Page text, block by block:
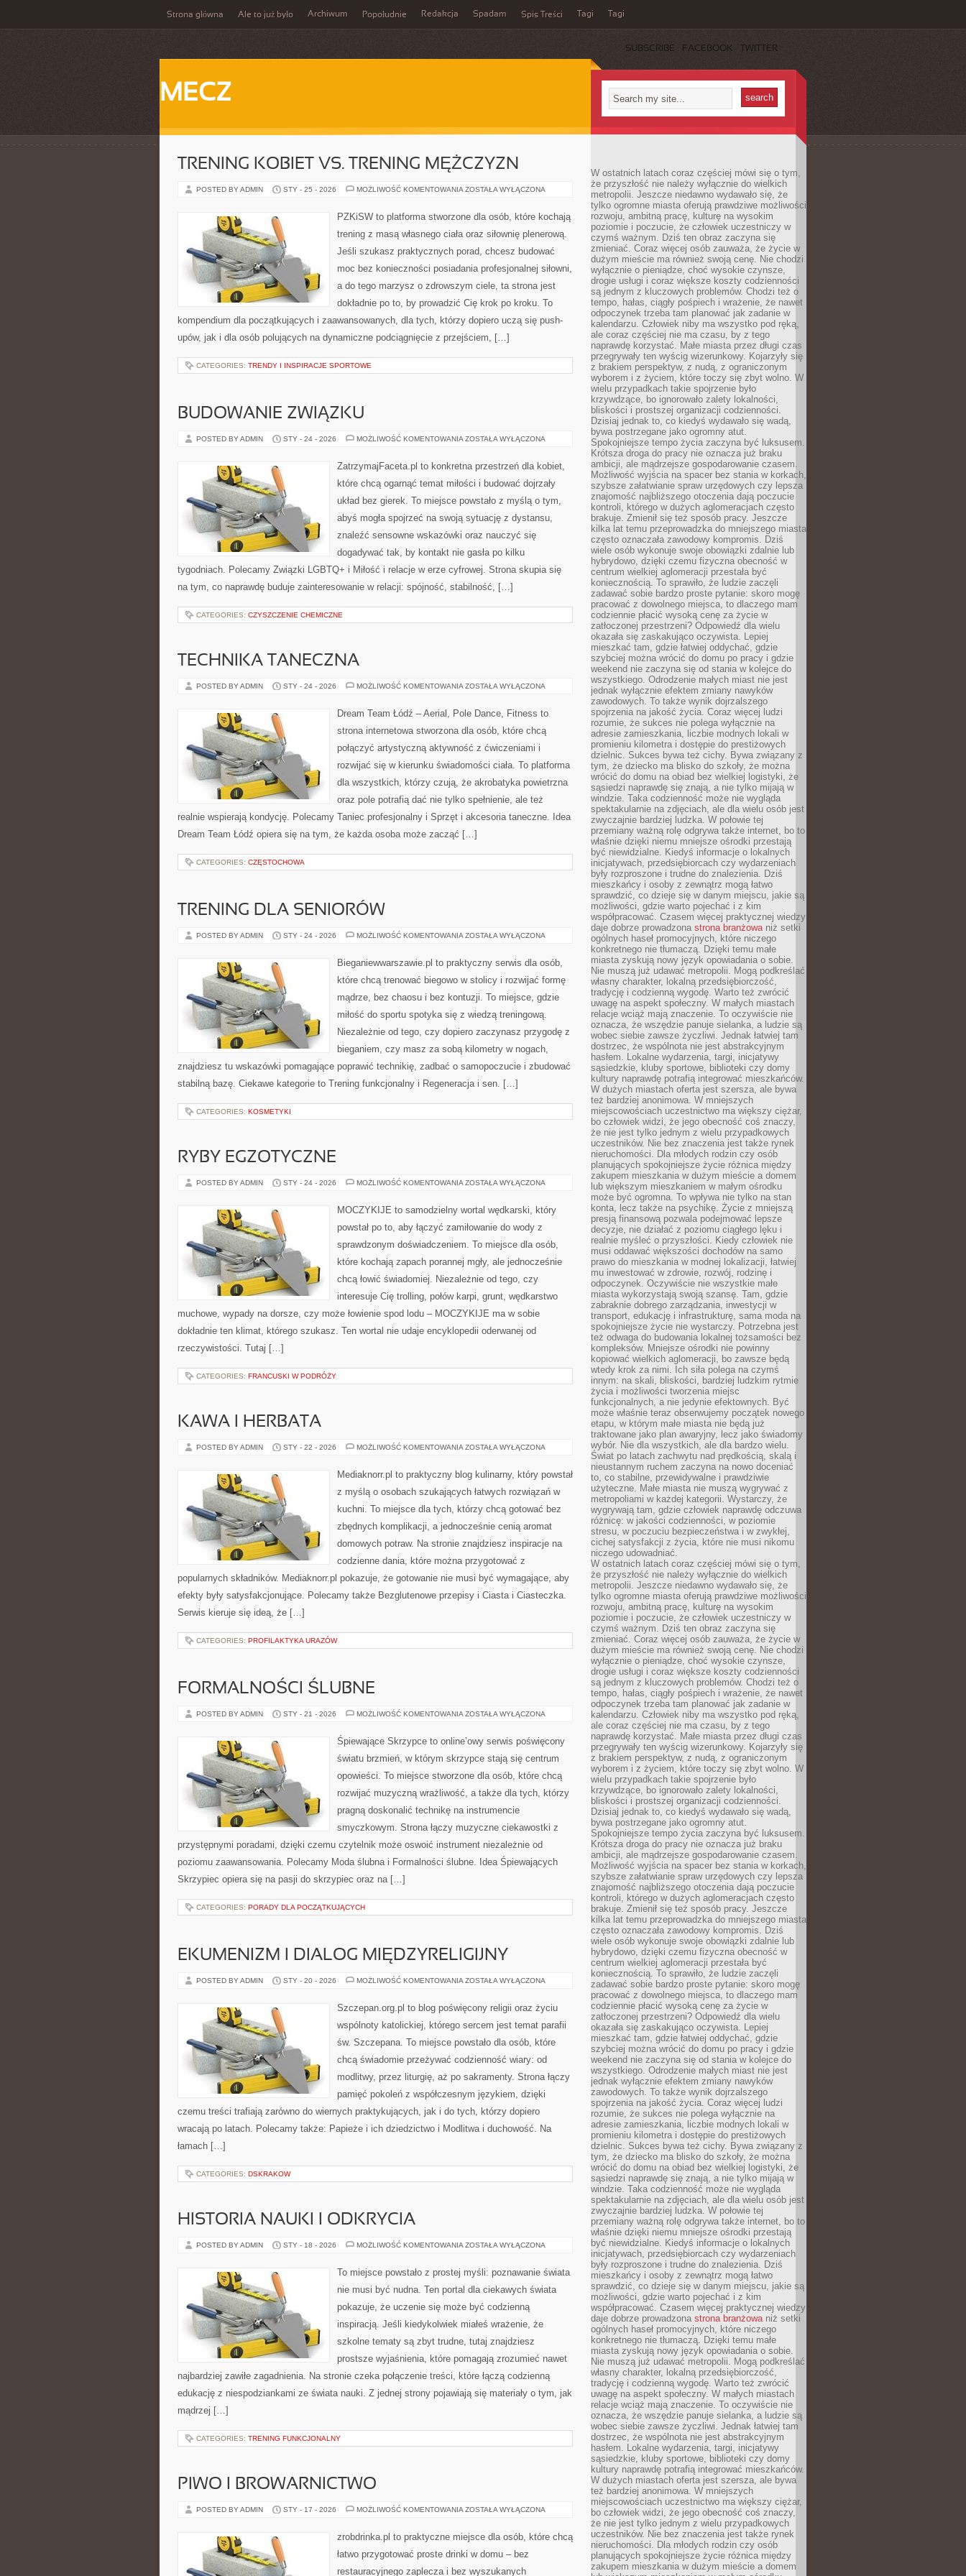
Strona główna Ale to już było Archiwum Popołudnie Redakcja Spadam Spis Treści Tagi Tagi
SUBSCRIBE FACEBOOK TWITTER
MECZ
TRENING KOBIET VS. TRENING MĘŻCZYZN
POSTED BY ADMIN STY - 25 - 2026 MOŻLIWOŚĆ KOMENTOWANIA TRENING
TRENING
MĘŻCZYZN
ZOSTAŁA WYŁĄCZONA
PZKiSW to platforma stworzone dla osób, które kochają
trening z masą własnego ciała oraz siłownię plenerową.
Jeśli szukasz praktycznych porad, chcesz budować
moc bez konieczności posiadania profesjonalnej siłowni,
a do tego marzysz o zdrowszym ciele, ta strona jest
dokładnie po to, by prowadzić Cię krok po kroku. To
kompendium dla początkujących i zaawansowanych, dla tych, którzy dopiero uczą się push-
upów, jak i dla osób polujących na dynamiczne podciągnięcie z przejściem, […]
CATEGORIES: TRENDY I INSPIRACJE SPORTOWE
BUDOWANIE ZWIĄZKU
POSTED BY ADMIN STY - 24 - 2026 MOŻLIWOŚĆ KOMENTOWANIA BUDOWANIE
ZOSTAŁA WYŁĄCZONA
ZatrzymajFaceta.pl to konkretna przestrzeń dla kobiet,
które chcą ogarnąć temat miłości i budować dojrzały
układ bez gierek. To miejsce powstało z myślą o tym,
abyś mogła spojrzeć na swoją sytuację z dystansu,
znaleźć sensowne wskazówki oraz nauczyć się
dogadywać tak, by kontakt nie gasła po kilku
tygodniach. Polecamy Związki LGBTQ+ i Miłość i relacje w erze cyfrowej. Strona skupia się
na tym, co naprawdę buduje zainteresowanie w relacji: spójność, stabilność, […]
CATEGORIES: CZYSZCZENIE CHEMICZNE
TECHNIKA TANECZNA
POSTED BY ADMIN STY - 24 - 2026 MOŻLIWOŚĆ KOMENTOWANIA TECHNIKA
ZOSTAŁA WYŁĄCZONA
Dream Team Łódź – Aerial, Pole Dance, Fitness to
strona internetowa stworzona dla osób, które chcą
połączyć artystyczną aktywność z ćwiczeniami i
rozwijać się w kierunku świadomości ciała. To platforma
dla wszystkich, którzy czują, że akrobatyka powietrzna
oraz pole potrafią dać nie tylko spełnienie, ale też
realnie wspierają kondycję. Polecamy Taniec profesjonalny i Sprzęt i akcesoria taneczne. Idea
Dream Team Łódź opiera się na tym, że każda osoba może zacząć […]
CATEGORIES: CZĘSTOCHOWA
TRENING DLA SENIORÓW
POSTED BY ADMIN STY - 24 - 2026 MOŻLIWOŚĆ KOMENTOWANIA TRENING
ZOSTAŁA WYŁĄCZONA
Bieganiewwarszawie.pl to praktyczny serwis dla osób,
które chcą trenować biegowo w stolicy i rozwijać formę
mądrze, bez chaosu i bez kontuzji. To miejsce, gdzie
miłość do sportu spotyka się z wiedzą treningową.
Niezależnie od tego, czy dopiero zaczynasz przygodę z
bieganiem, czy masz za sobą kilometry w nogach,
znajdziesz tu wskazówki pomagające poprawić technikię, zadbać o samopoczucie i zbudować
stabilną bazę. Ciekawe kategorie to Trening funkcjonalny i Regeneracja i sen. […]
CATEGORIES: KOSMETYKI
RYBY EGZOTYCZNE
POSTED BY ADMIN STY - 24 - 2026 MOŻLIWOŚĆ KOMENTOWANIA RYBY
ZOSTAŁA WYŁĄCZONA
MOCZYKIJE to samodzielny wortal wędkarski, który
powstał po to, aby łączyć zamiłowanie do wody z
sprawdzonym doświadczeniem. To miejsce dla osób,
które kochają zapach porannej mgły, ale jednocześnie
chcą łowić świadomiej. Niezależnie od tego, czy
interesuje Cię trolling, połów karpi, grunt, wędkarstwo
muchowe, wypady na dorsze, czy może łowienie spod lodu – MOCZYKIJE ma w sobie
dokładnie ten klimat, którego szukasz. Ten wortal nie udaje encyklopedii oderwanej od
rzeczywistości. Tutaj […]
CATEGORIES: FRANCUSKI W PODRÓŻY
KAWA I HERBATA
POSTED BY ADMIN STY - 22 - 2026 MOŻLIWOŚĆ KOMENTOWANIA KAWA
ZOSTAŁA WYŁĄCZONA
Mediaknorr.pl to praktyczny blog kulinarny, który powstał
z myślą o osobach szukających łatwych rozwiązań w
kuchni. To miejsce dla tych, którzy chcą gotować bez
zbędnych komplikacji, a jednocześnie cenią aromat
domowych potraw. Na stronie znajdziesz inspiracje na
codzienne dania, które można przygotować z
popularnych składników. Mediaknorr.pl pokazuje, że gotowanie nie musi być wymagające, aby
efekty były satysfakcjonujące. Polecamy także Bezglutenowe przepisy i Ciasta i Ciasteczka.
Serwis kieruje się ideą, że […]
CATEGORIES: PROFILAKTYKA URAZÓW
FORMALNOŚCI ŚLUBNE
POSTED BY ADMIN STY - 21 - 2026 MOŻLIWOŚĆ KOMENTOWANIA FORMALNOŚCI
ZOSTAŁA WYŁĄCZONA
Śpiewające Skrzypce to online’owy serwis poświęcony
światu brzmień, w którym skrzypce stają się centrum
opowieści. To miejsce stworzone dla osób, które chcą
rozwijać muzyczną wrażliwość, a także dla tych, którzy
pragną doskonalić technikę na instrumencie
smyczkowym. Strona łączy muzyczne ciekawostki z
przystępnymi poradami, dzięki czemu czytelnik może oswoić instrument niezależnie od
poziomu zaawansowania. Polecamy Moda ślubna i Formalności ślubne. Idea Śpiewających
Skrzypiec opiera się na pasji do skrzypiec oraz na […]
CATEGORIES: PORADY DLA POCZĄTKUJĄCYCH
EKUMENIZM I DIALOG MIĘDZYRELIGIJNY
POSTED BY ADMIN STY - 20 - 2026 MOŻLIWOŚĆ KOMENTOWANIA EKUMENIZM
MIĘDZYRELIGIJNY
ZOSTAŁA WYŁĄCZONA
Szczepan.org.pl to blog poświęcony religii oraz życiu
wspólnoty katolickiej, którego sercem jest temat parafii
św. Szczepana. To miejsce powstało dla osób, które
chcą świadomie przeżywać codzienność wiary: od
modlitwy, przez liturgię, aż po sakramenty. Strona łączy
pamięć pokoleń z współczesnym językiem, dzięki
czemu treści trafiają zarówno do wiernych praktykujących, jak i do tych, którzy dopiero
wracają po latach. Polecamy także: Papieże i ich dziedzictwo i Modlitwa i duchowość. Na
łamach […]
CATEGORIES: DSKRAKOW
HISTORIA NAUKI I ODKRYCIA
POSTED BY ADMIN STY - 18 - 2026 MOŻLIWOŚĆ KOMENTOWANIA HISTORIA
ODKRYCIA
ZOSTAŁA WYŁĄCZONA
To miejsce powstało z prostej myśli: poznawanie świata
nie musi być nudna. Ten portal dla ciekawych świata
pokazuje, że uczenie się może być codzienną
inspiracją. Jeśli kiedykolwiek miałeś wrażenie, że
szkolne tematy są zbyt trudne, tutaj znajdziesz
prostsze wyjaśnienia, które pomagają zrozumieć nawet
najbardziej zawiłe zagadnienia. Na stronie czeka połączenie treści, które łączą codzienną
edukację z niespodziankami ze świata nauki. Z jednej strony pojawiają się materiały o tym, jak
mądrzej […]
CATEGORIES: TRENING FUNKCJONALNY
PIWO I BROWARNICTWO
POSTED BY ADMIN STY - 17 - 2026 MOŻLIWOŚĆ KOMENTOWANIA PIWO
ZOSTAŁA WYŁĄCZONA
zrobdrinka.pl to praktyczne miejsce dla osób, które chcą
łatwo przygotować proste drinki w domu – bez
restauracyjnego zaplecza i bez wyszukanych
W ostatnich latach coraz częściej mówi się o tym,
że przyszłość nie należy wyłącznie do wielkich
metropolii. Jeszcze niedawno wydawało się, że
tylko ogromne miasta oferują prawdziwe możliwości
rozwoju, ambitną pracę, kulturę na wysokim
poziomie i poczucie, że człowiek uczestniczy w
czymś ważnym. Dziś ten obraz zaczyna się
zmieniać. Coraz więcej osób zauważa, że życie w
dużym mieście ma również swoją cenę. Nie chodzi
wyłącznie o pieniądze, choć wysokie czynsze,
drogie usługi i coraz większe koszty codzienności
są jednym z kluczowych problemów. Chodzi też o
tempo, hałas, ciągły pośpiech i wrażenie, że nawet
odpoczynek trzeba tam planować jak zadanie w
kalendarzu. Człowiek niby ma wszystko pod ręką,
ale coraz częściej nie ma czasu, by z tego
naprawdę korzystać. Małe miasta przez długi czas
przegrywały ten wyścig wizerunkowy. Kojarzyły się
z brakiem perspektyw, z nudą, z ograniczonym
wyborem i z życiem, które toczy się zbyt wolno. W
wielu przypadkach takie spojrzenie było
krzywdzące, bo ignorowało zalety lokalności,
bliskości i prostszej organizacji codzienności.
Dzisiaj jednak to, co kiedyś wydawało się wadą,
bywa postrzegane jako ogromny atut.
Spokojniejsze tempo życia zaczyna być luksusem.
Krótsza droga do pracy nie oznacza już braku
ambicji, ale mądrzejsze gospodarowanie czasem.
Możliwość wyjścia na spacer bez stania w korkach,
szybsze załatwianie spraw urzędowych czy lepsza
znajomość najbliższego otoczenia dają poczucie
kontroli, którego w dużych aglomeracjach często
brakuje. Zmienił się też sposób pracy. Jeszcze
kilka lat temu przeprowadzka do mniejszego miasta
często oznaczała zawodowy kompromis. Dziś
wiele osób wykonuje swoje obowiązki zdalnie lub
hybrydowo, dzięki czemu fizyczna obecność w
centrum wielkiej aglomeracji przestała być
koniecznością. To sprawiło, że ludzie zaczęli
zadawać sobie bardzo proste pytanie: skoro mogę
pracować z dowolnego miejsca, to dlaczego mam
codziennie płacić wysoką cenę za życie w
zatłoczonej przestrzeni? Odpowiedź dla wielu
okazała się zaskakująco oczywista. Lepiej
mieszkać tam, gdzie łatwiej oddychać, gdzie
szybciej można wrócić do domu po pracy i gdzie
weekend nie zaczyna się od stania w kolejce do
wszystkiego. Odrodzenie małych miast nie jest
jednak wyłącznie efektem zmiany nawyków
zawodowych. To także wynik dojrzalszego
spojrzenia na jakość życia. Coraz więcej ludzi
rozumie, że sukces nie polega wyłącznie na
adresie zamieszkania, liczbie modnych lokali w
promieniu kilometra i dostępie do prestiżowych
dzielnic. Sukces bywa też cichy. Bywa związany z
tym, że dziecko ma blisko do szkoły, że można
wrócić do domu na obiad bez wielkiej logistyki, że
sąsiedzi naprawdę się znają, a nie tylko mijają w
windzie. Taka codzienność może nie wygląda
spektakularnie na zdjęciach, ale dla wielu osób jest
zwyczajnie bardziej ludzka. W połowie tej
przemiany ważną rolę odgrywa także internet, bo to
właśnie dzięki niemu mniejsze ośrodki przestają
być niewidzialne. Kiedyś informacje o lokalnych
inicjatywach, przedsiębiorcach czy wydarzeniach
były rozproszone i trudne do znalezienia. Dziś
mieszkańcy i osoby z zewnątrz mogą łatwo
sprawdzić, co dzieje się w danym miejscu, jakie są
możliwości, gdzie warto pojechać i z kim
współpracować. Czasem więcej praktycznej wiedzy
daje dobrze prowadzona strona branżowaniż setki
ogólnych haseł promocyjnych, które niczego
konkretnego nie tłumaczą. Dzięki temu małe
miasta zyskują nowy język opowiadania o sobie.
Nie muszą już udawać metropolii. Mogą podkreślać
własny charakter, lokalną przedsiębiorczość,
tradycję i codzienną wygodę. Warto też zwrócić
uwagę na aspekt społeczny. W małych miastach
relacje wciąż mają znaczenie. To oczywiście nie
oznacza, że wszędzie panuje sielanka, a ludzie są
wobec siebie zawsze życzliwi. Jednak łatwiej tam
dostrzec, że wspólnota nie jest abstrakcyjnym
hasłem. Lokalne wydarzenia, targi, inicjatywy
sąsiedzkie, kluby sportowe, biblioteki czy domy
kultury naprawdę potrafią integrować mieszkańców.
W dużych miastach oferta jest szersza, ale bywa
też bardziej anonimowa. W mniejszych
miejscowościach uczestnictwo ma większy ciężar,
bo człowiek widzi, że jego obecność coś znaczy,
że nie jest tylko jednym z wielu przypadkowych
uczestników. Nie bez znaczenia jest także rynek
nieruchomości. Dla młodych rodzin czy osób
planujących spokojniejsze życie różnica między
zakupem mieszkania w dużym mieście a domem
lub większym mieszkaniem w małym ośrodku
może być ogromna. To wpływa nie tylko na stan
konta, lecz także na psychikę. Życie z mniejszą
presją finansową pozwala podejmować lepsze
decyzje, nie działać z poziomu ciągłego lęku i
realnie myśleć o przyszłości. Kiedy człowiek nie
musi oddawać większości dochodów na samo
prawo do mieszkania w modnej lokalizacji, łatwiej
mu inwestować w zdrowie, rozwój, rodzinę i
odpoczynek. Oczywiście nie wszystkie małe
miasta wykorzystają swoją szansę. Tam, gdzie
zabraknie dobrego zarządzania, inwestycji w
transport, edukację i infrastrukturę, sama moda na
spokojniejsze życie nie wystarczy. Potrzebna jest
też odwaga do budowania lokalnej tożsamości bez
kompleksów. Mniejsze ośrodki nie powinny
kopiować wielkich aglomeracji, bo zawsze będą
wtedy krok za nimi. Ich siła polega na czymś
innym: na skali, bliskości, bardziej ludzkim rytmie
życia i możliwości tworzenia miejsc
funkcjonalnych, a nie jedynie efektownych. Być
może właśnie teraz obserwujemy początek nowego
etapu, w którym małe miasta nie będą już
traktowane jako plan awaryjny, lecz jako świadomy
wybór. Nie dla wszystkich, ale dla bardzo wielu.
Świat po latach zachwytu nad prędkością, skalą i
nieustannym ruchem zaczyna na nowo doceniać
to, co stabilne, przewidywalne i prawdziwie
użyteczne. Małe miasta nie muszą wygrywać z
metropoliami w każdej kategorii. Wystarczy, że
wygrywają tam, gdzie człowiek naprawdę odczuwa
różnicę: w jakości codzienności, w poziomie
stresu, w poczuciu bezpieczeństwa i w zwykłej,
cichej satysfakcji z życia, które nie musi nikomu
niczego udowadniać.
W ostatnich latach coraz częściej mówi się o tym,
że przyszłość nie należy wyłącznie do wielkich
metropolii. Jeszcze niedawno wydawało się, że
tylko ogromne miasta oferują prawdziwe możliwości
rozwoju, ambitną pracę, kulturę na wysokim
poziomie i poczucie, że człowiek uczestniczy w
czymś ważnym. Dziś ten obraz zaczyna się
zmieniać. Coraz więcej osób zauważa, że życie w
dużym mieście ma również swoją cenę. Nie chodzi
wyłącznie o pieniądze, choć wysokie czynsze,
drogie usługi i coraz większe koszty codzienności
są jednym z kluczowych problemów. Chodzi też o
tempo, hałas, ciągły pośpiech i wrażenie, że nawet
odpoczynek trzeba tam planować jak zadanie w
kalendarzu. Człowiek niby ma wszystko pod ręką,
ale coraz częściej nie ma czasu, by z tego
naprawdę korzystać. Małe miasta przez długi czas
przegrywały ten wyścig wizerunkowy. Kojarzyły się
z brakiem perspektyw, z nudą, z ograniczonym
wyborem i z życiem, które toczy się zbyt wolno. W
wielu przypadkach takie spojrzenie było
krzywdzące, bo ignorowało zalety lokalności,
bliskości i prostszej organizacji codzienności.
Dzisiaj jednak to, co kiedyś wydawało się wadą,
bywa postrzegane jako ogromny atut.
Spokojniejsze tempo życia zaczyna być luksusem.
Krótsza droga do pracy nie oznacza już braku
ambicji, ale mądrzejsze gospodarowanie czasem.
Możliwość wyjścia na spacer bez stania w korkach,
szybsze załatwianie spraw urzędowych czy lepsza
znajomość najbliższego otoczenia dają poczucie
kontroli, którego w dużych aglomeracjach często
brakuje. Zmienił się też sposób pracy. Jeszcze
kilka lat temu przeprowadzka do mniejszego miasta
często oznaczała zawodowy kompromis. Dziś
wiele osób wykonuje swoje obowiązki zdalnie lub
hybrydowo, dzięki czemu fizyczna obecność w
centrum wielkiej aglomeracji przestała być
koniecznością. To sprawiło, że ludzie zaczęli
zadawać sobie bardzo proste pytanie: skoro mogę
pracować z dowolnego miejsca, to dlaczego mam
codziennie płacić wysoką cenę za życie w
zatłoczonej przestrzeni? Odpowiedź dla wielu
okazała się zaskakująco oczywista. Lepiej
mieszkać tam, gdzie łatwiej oddychać, gdzie
szybciej można wrócić do domu po pracy i gdzie
weekend nie zaczyna się od stania w kolejce do
wszystkiego. Odrodzenie małych miast nie jest
jednak wyłącznie efektem zmiany nawyków
zawodowych. To także wynik dojrzalszego
spojrzenia na jakość życia. Coraz więcej ludzi
rozumie, że sukces nie polega wyłącznie na
adresie zamieszkania, liczbie modnych lokali w
promieniu kilometra i dostępie do prestiżowych
dzielnic. Sukces bywa też cichy. Bywa związany z
tym, że dziecko ma blisko do szkoły, że można
wrócić do domu na obiad bez wielkiej logistyki, że
sąsiedzi naprawdę się znają, a nie tylko mijają w
windzie. Taka codzienność może nie wygląda
spektakularnie na zdjęciach, ale dla wielu osób jest
zwyczajnie bardziej ludzka. W połowie tej
przemiany ważną rolę odgrywa także internet, bo to
właśnie dzięki niemu mniejsze ośrodki przestają
być niewidzialne. Kiedyś informacje o lokalnych
inicjatywach, przedsiębiorcach czy wydarzeniach
były rozproszone i trudne do znalezienia. Dziś
mieszkańcy i osoby z zewnątrz mogą łatwo
sprawdzić, co dzieje się w danym miejscu, jakie są
możliwości, gdzie warto pojechać i z kim
współpracować. Czasem więcej praktycznej wiedzy
daje dobrze prowadzona strona branżowaniż setki
ogólnych haseł promocyjnych, które niczego
konkretnego nie tłumaczą. Dzięki temu małe
miasta zyskują nowy język opowiadania o sobie.
Nie muszą już udawać metropolii. Mogą podkreślać
własny charakter, lokalną przedsiębiorczość,
tradycję i codzienną wygodę. Warto też zwrócić
uwagę na aspekt społeczny. W małych miastach
relacje wciąż mają znaczenie. To oczywiście nie
oznacza, że wszędzie panuje sielanka, a ludzie są
wobec siebie zawsze życzliwi. Jednak łatwiej tam
dostrzec, że wspólnota nie jest abstrakcyjnym
hasłem. Lokalne wydarzenia, targi, inicjatywy
sąsiedzkie, kluby sportowe, biblioteki czy domy
kultury naprawdę potrafią integrować mieszkańców.
W dużych miastach oferta jest szersza, ale bywa
też bardziej anonimowa. W mniejszych
miejscowościach uczestnictwo ma większy ciężar,
bo człowiek widzi, że jego obecność coś znaczy,
że nie jest tylko jednym z wielu przypadkowych
uczestników. Nie bez znaczenia jest także rynek
nieruchomości. Dla młodych rodzin czy osób
planujących spokojniejsze życie różnica między
zakupem mieszkania w dużym mieście a domem